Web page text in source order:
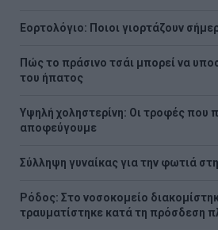
Εορτολόγιο: Ποιοι γιορτάζουν
Πώς το πράσινο τσάι μπορεί να
του ήπατος
Υψηλή χοληστερίνη: Οι τροφές που
αποφεύγουμε
Σύλληψη γυναίκας για την φωτιά
Ρόδος: Στο νοσοκομείο
τραυματίστηκε κατά τη πρόσδεση